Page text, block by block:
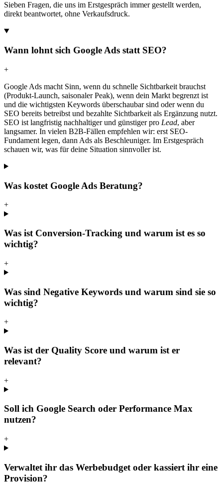
Sieben Fragen, die uns im Erstgespräch immer gestellt werden,
direkt beantwortet, ohne Verkaufsdruck.
Wann lohnt sich Google Ads statt SEO?
+
Google Ads macht Sinn, wenn du schnelle Sichtbarkeit brauchst
(Produkt-Launch, saisonaler Peak), wenn dein Markt begrenzt ist
und die wichtigsten Keywords überschaubar sind oder wenn du
SEO bereits betreibst und bezahlte Sichtbarkeit als Ergänzung nutzt.
SEO ist langfristig nachhaltiger und günstiger pro Lead, aber
langsamer. In vielen B2B-Fällen empfehlen wir: erst SEO-
Fundament legen, dann Ads als Beschleuniger. Im Erstgespräch
schauen wir, was für deine Situation sinnvoller ist.
Was kostet Google Ads Beratung?
+
Was ist Conversion-Tracking und warum ist es so
wichtig?
+
Was sind Negative Keywords und warum sind sie so
wichtig?
+
Was ist der Quality Score und warum ist er
relevant?
+
Soll ich Google Search oder Performance Max
nutzen?
+
Verwaltet ihr das Werbebudget oder kassiert ihr eine
Provision?